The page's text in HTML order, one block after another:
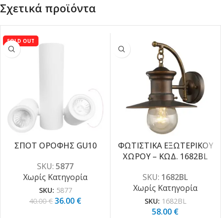
Σχετικά προϊόντα
SOLD OUT
ΣΠΟΤ ΟΡΟΦΗΣ GU10
SKU: 5877
Χωρίς Κατηγορία
SKU: 5877
40.00€ 36.00 €
ΦΩΤΙΣΤΙΚΑ ΕΞΩΤΕΡΙΚΟΥ
ΧΩΡΟΥ – ΚΩΔ. 1682BL
SKU: 1682BL
Χωρίς Κατηγορία
SKU: 1682BL
58.00 €